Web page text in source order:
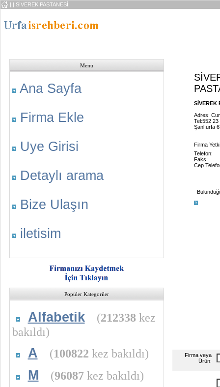
| | SİVEREK PASTANESİ
Menu
Ana Sayfa
Firma Ekle
Uye Girisi
Detaylı arama
Bize Ulaşın
iletisim
Popüler Kategoriler
Alfabetik (212338 kez
bakıldı)
A (100822 kez bakıldı)
M (96087kez bakıldı)
SİVEREK
Adres:
Tel:552 23
Şanlıurfa
Firma
Telefon:
Faks:
Cep
Firma veya
Ürün: